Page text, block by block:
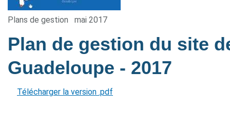
Plans de gestion mai 2017
Plan de gestion du site
Guadeloupe - 2017
Télécharger la version .pdf